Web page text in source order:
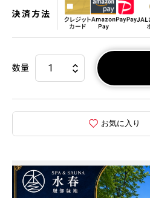
決済方法
数量
お気に入り